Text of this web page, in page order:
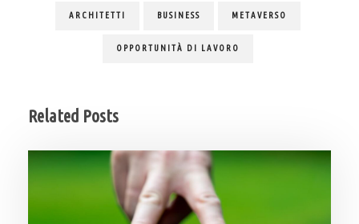
ARCHITETTI BUSINESS METAVERSO
OPPORTUNITÀ DI LAVORO
Related Posts